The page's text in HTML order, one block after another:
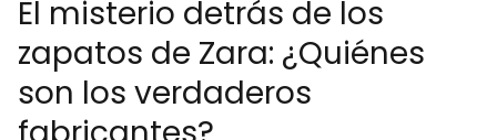
El misterio detrás de los
zapatos de Zara: ¿Quiénes
son los verdaderos